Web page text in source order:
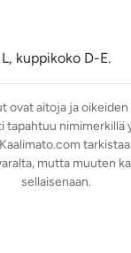
kokoa. Valitse
asu istuu
15%
kuppikoko D-E.
ovat aitoja ja oikeiden
tapahtuu nimimerkillä
mutta muuten
sellaisenaan.